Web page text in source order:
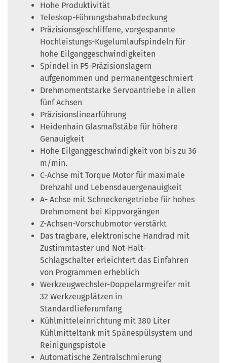
Hohe Produktivität
Teleskop-Führungsbahnabdeckung
Präzisionsgeschliffene, vorgespannte
Hochleistungs-Kugelumlaufspindeln für
hohe Eilganggeschwindigkeiten
Spindel in P5-Präzisionslagern
aufgenommen und permanentgeschmiert
Drehmomentstarke Servoantriebe in allen
fünf Achsen
Präzisionslinearführung
Heidenhain Glasmaßstäbe für höhere
Genauigkeit
Hohe Eilganggeschwindigkeit von bis zu 36
m/min.
C-Achse mit Torque Motor für maximale
Drehzahl und Lebensdauergenauigkeit
A- Achse mit Schneckengetriebe für hohes
Drehmoment bei Kippvorgängen
Z-Achsen-Vorschubmotor verstärkt
Das tragbare, elektronische Handrad mit
Zustimmtaster und Not-Halt-
Schlagschalter erleichtert das Einfahren
von Programmen erheblich
Werkzeugwechsler-Doppelarmgreifer mit
32 Werkzeugplätzen in
Standardlieferumfang
Kühlmitteleinrichtung mit 380 Liter
Kühlmitteltank mit Spänespülsystem und
Reinigungspistole
Automatische Zentralschmierung